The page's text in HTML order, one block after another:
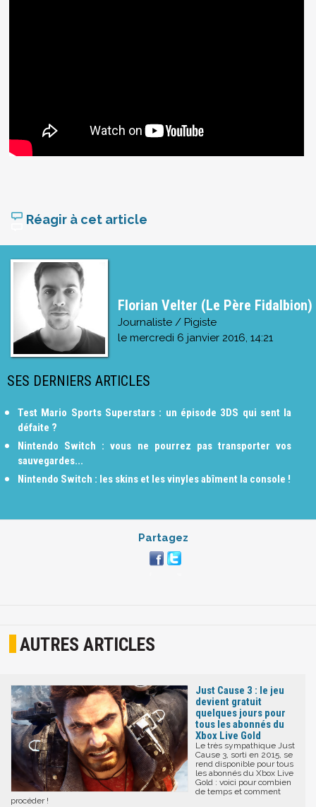
Réagir à cet article
Florian Velter (Le Père Fidalbion)
Journaliste / Pigiste
le mercredi 6 janvier 2016, 14:21
SES DERNIERS ARTICLES
Test Mario Sports Superstars : un épisode 3DS qui sent la
défaite ?
Nintendo Switch : vous ne pourrez pas transporter vos
sauvegardes...
Nintendo Switch : les skins et les vinyles abîment la console !
Partagez
AUTRES ARTICLES
Just Cause 3 : le jeu
devient gratuit
quelques jours pour
tous les abonnés du
Xbox Live Gold
Le très sympathique Just
Cause 3, sorti en 2015, se
rend disponible pour tous
les abonnés du Xbox Live
Gold : voici pour combien
de temps et comment
procéder !